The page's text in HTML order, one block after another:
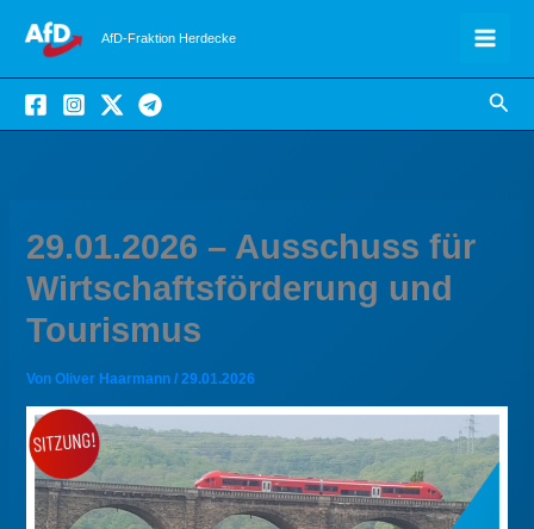
Inhalt
AfD-Fraktion Herdecke
29.01.2026 – Ausschuss für
Wirtschaftsförderung und
Tourismus
VonOliver Haarmann/29.01.2026